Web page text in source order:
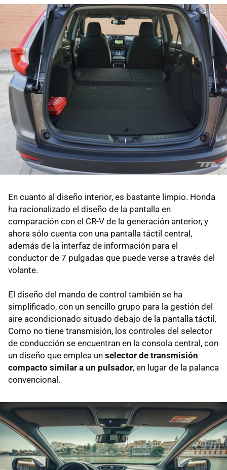
En cuanto al diseño interior, es bastante limpio. Honda
ha racionalizado el diseño de la pantalla en
comparación con el CR-V de la generación anterior, y
ahora sólo cuenta con una pantalla táctil central,
además de la interfaz de información para el
conductor de 7 pulgadas que puede verse a través del
volante.
El diseño del mando de control también se ha
simplificado, con un sencillo grupo para la gestión del
aire acondicionado situado debajo de la pantalla táctil.
Como no tiene transmisión, los controles del selector
de conducción se encuentran en la consola central, con
un diseño que emplea un selector de transmisión
compacto similar a un pulsador, en lugar de la palanca
convencional.